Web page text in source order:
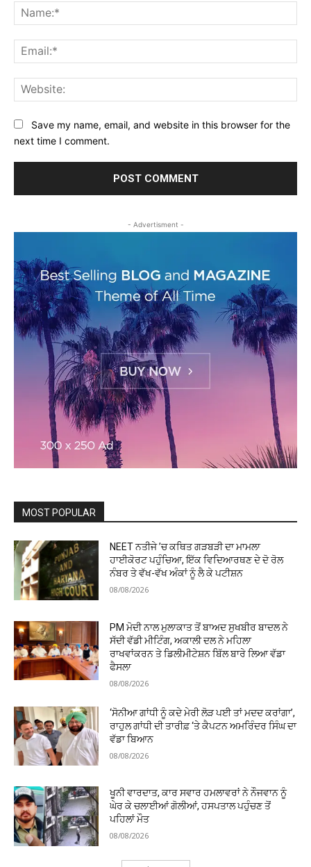
Save my name, email, and website in this browser for the
next time I comment.
- Advertisment -
MOST POPULAR
NEET ਨਤੀਜੇ ’ਚ ਕਥਿਤ ਗੜਬੜੀ ਦਾ ਮਾਮਲਾ
ਹਾਈਕੋਰਟ ਪਹੁੰਚਿਆ, ਇੱਕ ਵਿਦਿਆਰਥਣ ਦੇ ਦੋ ਰੋਲ
ਨੰਬਰ ਤੇ ਵੱਖ-ਵੱਖ ਅੰਕਾਂ ਨੂੰ ਲੈ ਕੇ ਪਟੀਸ਼ਨ
08/08/2026
PM ਮੋਦੀ ਨਾਲ ਮੁਲਾਕਾਤ ਤੋਂ ਬਾਅਦ ਸੁਖਬੀਰ ਬਾਦਲ ਨੇ
ਸੱਦੀ ਵੱਡੀ ਮੀਟਿੰਗ, ਅਕਾਲੀ ਦਲ ਨੇ ਮਹਿਲਾ
ਰਾਖਵਾਂਕਰਨ ਤੇ ਡਿਲੀਮੀਟੇਸ਼ਨ ਬਿੱਲ ਬਾਰੇ ਲਿਆ ਵੱਡਾ
ਫੈਸਲਾ
08/08/2026
‘ਸੋਨੀਆ ਗਾਂਧੀ ਨੂੰ ਕਦੇ ਮੇਰੀ ਲੋੜ ਪਈ ਤਾਂ ਮਦਦ ਕਰਾਂਗਾ’,
ਰਾਹੁਲ ਗਾਂਧੀ ਦੀ ਤਾਰੀਫ਼ ‘ਤੇ ਕੈਪਟਨ ਅਮਰਿੰਦਰ ਸਿੰਘ ਦਾ
ਵੱਡਾ ਬਿਆਨ
08/08/2026
ਖੂਨੀ ਵਾਰਦਾਤ, ਕਾਰ ਸਵਾਰ ਹਮਲਾਵਰਾਂ ਨੇ ਨੌਜਵਾਨ ਨੂੰ
ਘੇਰ ਕੇ ਚਲਾਈਆਂ ਗੋਲੀਆਂ, ਹਸਪਤਾਲ ਪਹੁੰਚਣ ਤੋਂ
ਪਹਿਲਾਂ ਮੌਤ
08/08/2026